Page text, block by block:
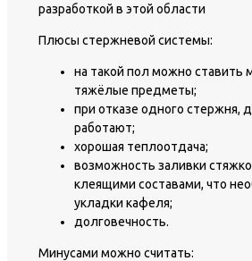
разработкой в этой области
Плюсы стержневой системы:
на такой пол можно ставить
тяжёлые предметы;
при отказе одного стержня,
работают;
хорошая теплоотдача;
возможность заливки
клеящими составами, что
укладки кафеля;
долговечность.
Минусами можно считать: